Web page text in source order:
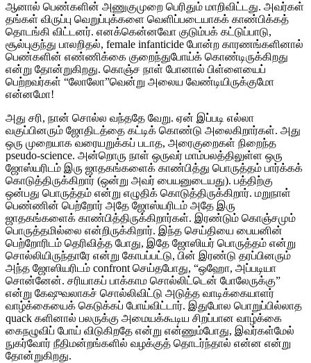
ஆனால் பெண்களின் அணுகுமுறை பெரிதும் மாறிவிட்டது. அவர்கள்
தங்கள் விருப்பு வெறுப்புக்களை வெளிப்படையாகக் காண்பிக்கத்
தொடங்கி விட்டனர். எனக்கென்னவோ குடும்பக் கட்டுப்பாடு,
சூல்புகுந்து பாலறிதல், female infanticide போன்ற காரணங்களினால்
பெண்களின் எண்ணிக்கை குறைந்துபோய்க் கொண்டிருக்கிறது
என்று தோன்றுகிறது. கொஞ்ச நாள் போனால் பிள்ளையைப்
பெற்றவர்கள் “லோலோ”வென்று அலைய வேண்டியிருக்குமோ
என்னமோ!
அது சரி, நான் சொல்ல வந்ததே வேறு. ஏன் இப்படி எல்லா
வகுப்பினரும் ஜோதிடத்தை கட்டிக் கொண்டு அலைகிறார்கள். அது
ஒரு முறையாக வரையறுக்கப் படாத, அரைகுறைகள் நிறைந்த
pseudo-science. அன்றொரு நாள் ஒருவர் மாம்பலத்திலுள்ள ஒரு
ஜோஸ்யரிடம் இரு ஜாதகங்களைக் காண்பித்து பொருத்தம் பார்க்கக்
கொடுத்திருக்கிறார் (ஒன்று அவர் பையனுடையது). பத்திற்கு
ஒன்பது பொருத்தம் என்று எழுதிக் கொடுத்திருக்கிறார். மறுநாள்
பெண்ணின் பெற்றோர் அதே ஜோஸ்யரிடம் அதே இரு
ஜாதகங்களைக் காண்பித்திருக்கிறார்கள். இரண்டும் கொஞ்சமும்
பொருத்தமில்லை என்றிருக்கிறார். இந்த செய்தியை பையனின்
பெற்றோரிடம் தெரிவித்த போது, இதே ஜோஸியர் பொருத்தம் என்று
சொல்லியிருந்தாரே என்று கோபப்பட்டு, பின் இரண்டு தரப்பினரும்
அந்த ஜோஸியரிடம் confront செய்தபோது, “ஒஹோ, அப்படியா
சொன்னேன். சரியாகப் பாக்காம சொல்லிட்டென் போலேருக்கு”
என்று கேஷுவலாகச் சொல்லிவிட்டு அடுத்த வாடிக்கையாளர்
வாழ்க்கையைக் கெடுக்கப் போய்விட்டார். இதுபோல பொறுப்பில்லாத
quack களினால் பலருக்கு அமையக்கூடிய சிறப்பான வாழ்க்கை
கைநழுவிப் போய் விடுகிறதே என்று என்ணும்போது, இவர்கள்மேல்
நுகர்வோர் நீதிமன்றங்களில் வழக்குத் தொடர்ந்தால் என்ன என்று
தோன்றுகிறது.